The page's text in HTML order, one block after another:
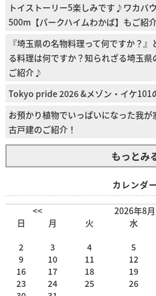
トイストーリー5楽しみです♪ワカバ
500m【パークハイムわかば】もご紹
『埼玉県の名物料理って何ですか？
る料理は何ですか？知られざる埼玉
ご紹介♪
Tokyo pride 2026 &メゾン・イケ101
お預かり植物でいっぱいになった我
古戸建のご紹介！
もっとみ
カレンダー
<<
2026年8月
日
月 火 水
2
3 4 5
9
10 11 12
16
17 18 19
23
24 25 26